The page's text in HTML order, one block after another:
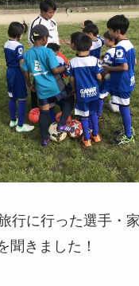
行に行った選手・
聞きました！